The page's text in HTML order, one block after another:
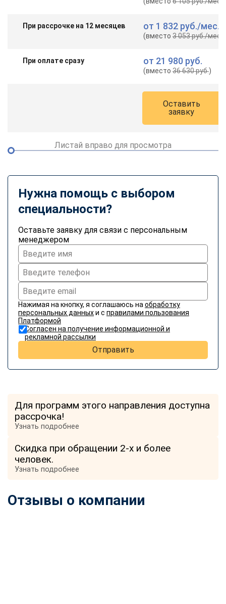
При рассрочке на 12 месяцев от 1 832 руб./мес.
(вместо3 053 руб./мес.
При оплате сразу от 21 980 руб.
(вместо36 630 руб.)
Оставить
заявку
Листай вправо для просмотра
Нужна помощь с выбором
специальности?
Оставьте заявку для связи с персональным
менеджером
Нажимая на кнопку, я соглашаюсь на обработку
персональных данныхи с правилами пользования
Платформой
Согласен на получение информационной и
рекламной рассылки
Отправить
Для программ этого направления доступна
рассрочка!
Узнать подробнее
Скидка при обращении 2-х и более
человек.
Узнать подробнее
Отзывы о компании